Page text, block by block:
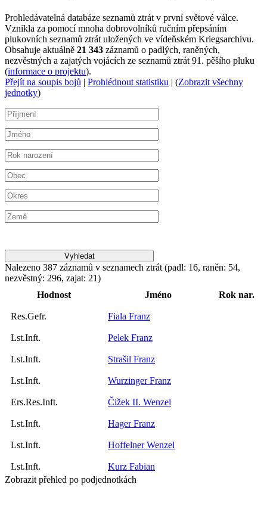
Prohledávatelná databáze seznamů ztrát v první světové válce.
Vznikla za pomocí mnoha dobrovolníků ručním přepsáním
plukovních seznamů ztrát uložených ve vídeňském Kriegsarchivu.
Obsahuje aktuálně 21 343 záznamů o padlých, raněných,
nezvěstných a zajatých vojácích ze seznamů ztrát 91. pěšího pluku
(informace o projektu).
Přejít na soupis bojů | Prohlédnout statistiku | (Zobrazit všechny
jednotky)
Nalezeno 387 záznamů v seznamech ztrát (padl: 16, raněn: 54,
nezvěstný: 296, zajat: 21)
Hodnost
Jméno Rok nar.
Res.Gefr. Fiala Franz
Lst.Inft. Pelek Franz
Lst.Inft. Strašil Franz
Lst.Inft. Wurzinger Franz
Ers.Res.Inft. Čižek II. Wenzel
Lst.Inft. Hager Franz
Lst.Inft. Hoffelner Wenzel
Lst.Inft. Kurz Fabian
Res.Inft.
Zobrazit přehled po podjednotkách